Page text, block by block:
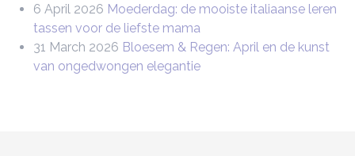
6 April 2026 Moederdag: de mooiste italiaanse leren
tassen voor de liefste mama
31 March 2026 Bloesem & Regen: April en de kunst
van ongedwongen elegantie